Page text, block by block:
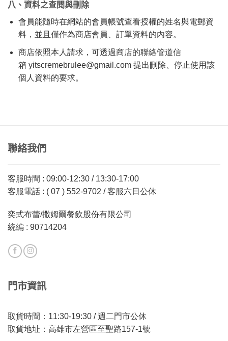
八、資料之查閱與刪除
會員能隨時在網站的會員帳號查看授權的姓名與電郵資
料，並且僅作為商店會員、訂單資料的內容。
商店依照本人請求，可透過商店的聯絡管道信
箱 yitscremebrulee@gmail.com提出刪除、停止使用該
個人資料的要求。
聯絡我們
客服時間 : 09:00-12:30 / 13:30-17:00
客服電話 : ( 07 ) 552-9702 / 客服六日公休
奕式布蕾/撒姆爾餐飲股份有限公司
統編 : 90714204
門市資訊
取貨時間：11:30-19:30 / 週二門市公休
取貨地址：高雄市左營區至聖路157-1號